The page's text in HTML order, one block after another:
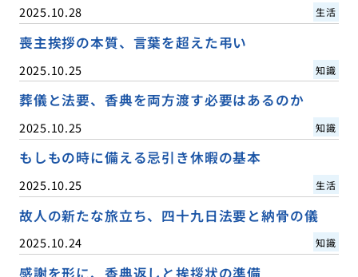
2025.10.28 生活
喪主挨拶の本質、言葉を超えた弔い
2025.10.25 知識
葬儀と法要、香典を両方渡す必要はあるのか
2025.10.25 知識
もしもの時に備える忌引き休暇の基本
2025.10.25 生活
故人の新たな旅立ち、四十九日法要と納骨の儀
2025.10.24 知識
感謝を形に、香典返しと挨拶状の準備